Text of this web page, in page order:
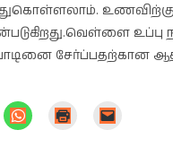
உப்பு
சேர்ப்பதற்கான